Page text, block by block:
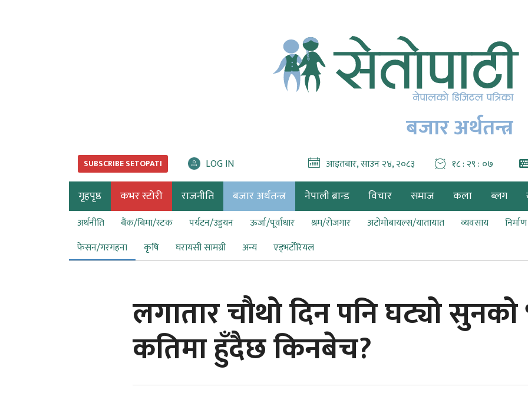
बजार अर्थतन्त्र
SUBSCRIBE SETOPATI LOG IN आइतबार, साउन २४, २०८३ १८ : २९ : ०८
गृहपृष्ठ कभर स्टोरी राजनीति बजार अर्थतन्त्र नेपाली ब्रान्ड विचार समाज कला ब्लग
अर्थनीति बैंक/बिमा/स्टक पर्यटन/उड्डयन ऊर्जा/पूर्वाधार श्रम/रोजगार अटोमोबायल्स/यातायात व्यवसाय
फेसन/गरगहना
कृषि घरायसी सामग्री अन्य एड्भर्टोरियल
लगातार चौथो दिन पनि घट्यो
कतिमा हुँदैछ किनबेच?